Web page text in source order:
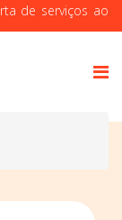
de serviços ao